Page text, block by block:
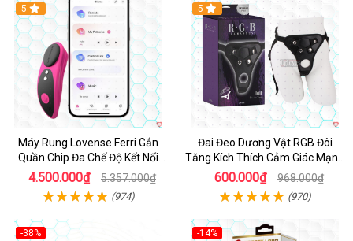
Hot
5
Máy Rung Lovense Ferri Gắn
Quần Chip Đa Chế Độ Kết Nối
App
4.500.000₫ 5.357.000₫
(974)
Hot
5
Đai Đeo Dương Vật RGB Đôi
Tăng Kích Thích Cảm Giác Mạnh
Mẽ
600.000₫ 968.000₫
(970)
-38%
-14%